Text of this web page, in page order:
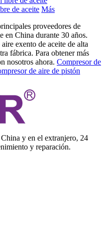
de aceite Más
proveedores de
en China durante 30 años.
exento de aceite de alta
fábrica. Para obtener más
nosotros ahora. Compresor de
de aire de pistón
y en el extranjero, 24
y reparación.